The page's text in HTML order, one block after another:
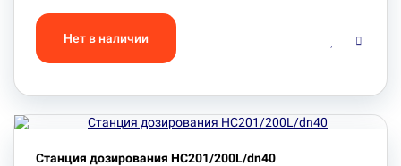
Станция дозирования HC201/200L/dn40